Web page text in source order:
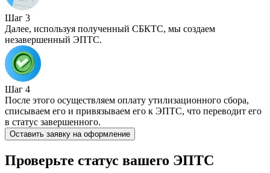
Шаг 3
Далее, используя полученный СБКТС, мы создаем
незавершенный ЭПТС.
Шаг 4
После этого осуществляем оплату утилизационного сбора,
списываем его и привязываем его к ЭПТС, что переводит его
в статус завершенного.
Оставить заявку на оформление
Проверьте статус вашего ЭПТС